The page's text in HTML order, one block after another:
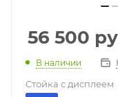
56 500
В наличии
Стойка с дисплеем